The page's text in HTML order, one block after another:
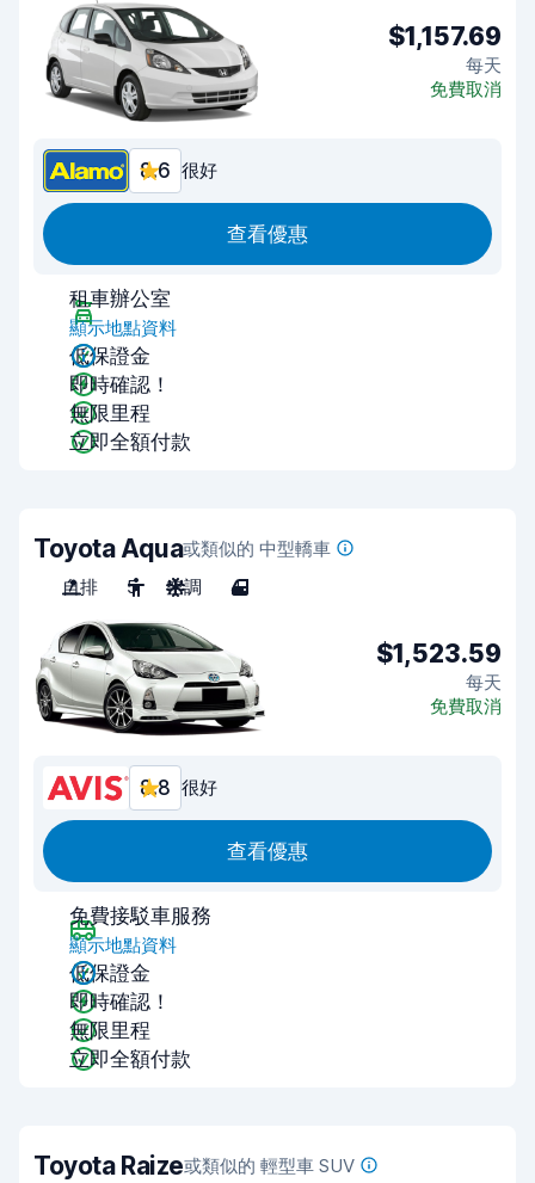
$1,157.69
每天
免費取消
8.6 很好
查看優惠
租車辦公室
顯示地點資料
低保證金
即時確認！
無限里程
立即全額付款
Toyota Aqua或類似的 中型轎車
自排
5 空調 4
$1,523.59
每天
免費取消
8.8 很好
查看優惠
免費接駁車服務
顯示地點資料
低保證金
即時確認！
無限里程
立即全額付款
Toyota Raize或類似的 輕型車 SUV